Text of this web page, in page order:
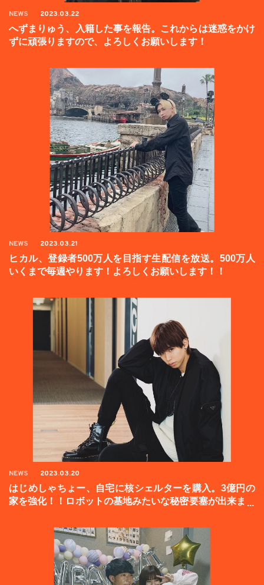
NEWS 2023.03.22
へずまりゅう、入籍した事を報告。これからは迷惑をかけ
ずに頑張りますので、よろしくお願いします！
NEWS 2023.03.21
ヒカル、登録者500万人を目指す生配信を放送。500万人
いくまで毎週やります！よろしくお願いします！！
NEWS 2023.03.20
はじめしゃちょー、自宅に核シェルターを購入。3億円の
家を強化！！ロボットの基地みたいな秘密要塞が出来まし